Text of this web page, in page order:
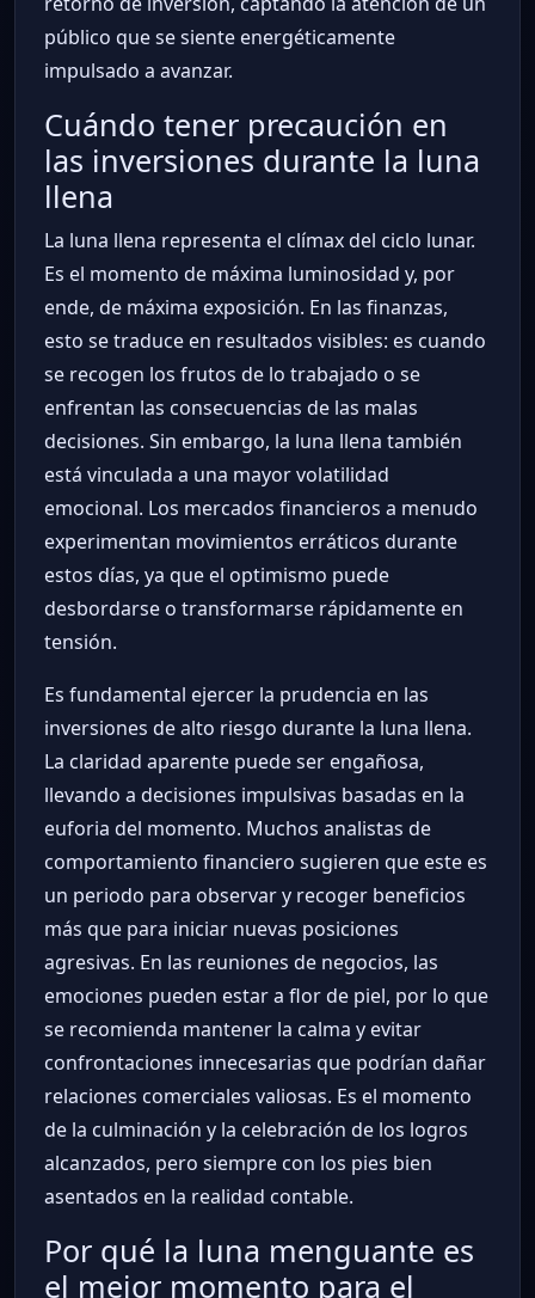
público que se siente energéticamente
impulsado a avanzar.
Cuándo tener precaución en
las inversiones durante la luna
llena
La luna llena representa el clímax del ciclo lunar.
Es el momento de máxima luminosidad y, por
ende, de máxima exposición. En las finanzas,
esto se traduce en resultados visibles: es cuando
se recogen los frutos de lo trabajado o se
enfrentan las consecuencias de las malas
decisiones. Sin embargo, la luna llena también
está vinculada a una mayor volatilidad
emocional. Los mercados financieros a menudo
experimentan movimientos erráticos durante
estos días, ya que el optimismo puede
desbordarse o transformarse rápidamente en
tensión.
Es fundamental ejercer la prudencia en las
inversiones de alto riesgo durante la luna llena.
La claridad aparente puede ser engañosa,
llevando a decisiones impulsivas basadas en la
euforia del momento. Muchos analistas de
comportamiento financiero sugieren que este es
un periodo para observar y recoger beneficios
más que para iniciar nuevas posiciones
agresivas. En las reuniones de negocios, las
emociones pueden estar a flor de piel, por lo que
se recomienda mantener la calma y evitar
confrontaciones innecesarias que podrían dañar
relaciones comerciales valiosas. Es el momento
de la culminación y la celebración de los logros
alcanzados, pero siempre con los pies bien
asentados en la realidad contable.
Por qué la luna menguante es
el mejor momento para el